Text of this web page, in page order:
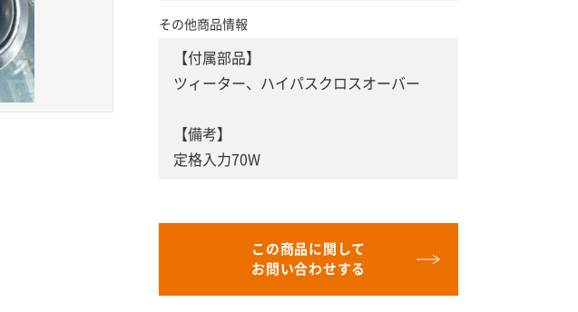
その他商品情報
【付属部品】
ツィーター、ハイパスクロスオーバー
【備考】
定格入力70W
この商品に関して
お問い合わせする